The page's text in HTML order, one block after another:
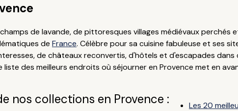
de lavande, de pittoresques villages médiévaux perchés
de France. Célèbre pour sa cuisine fabuleuse et ses
de châteaux reconvertis, d'hôtels et d'escapades dans
liste des meilleurs endroits où séjourner en Provence met en
nos collections en Provence :
Les 20